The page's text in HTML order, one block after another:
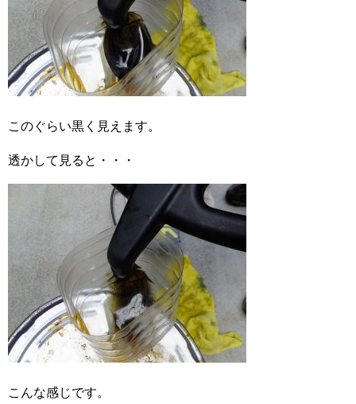
このぐらい黒く見えます。
透かして見ると・・・
こんな感じです。